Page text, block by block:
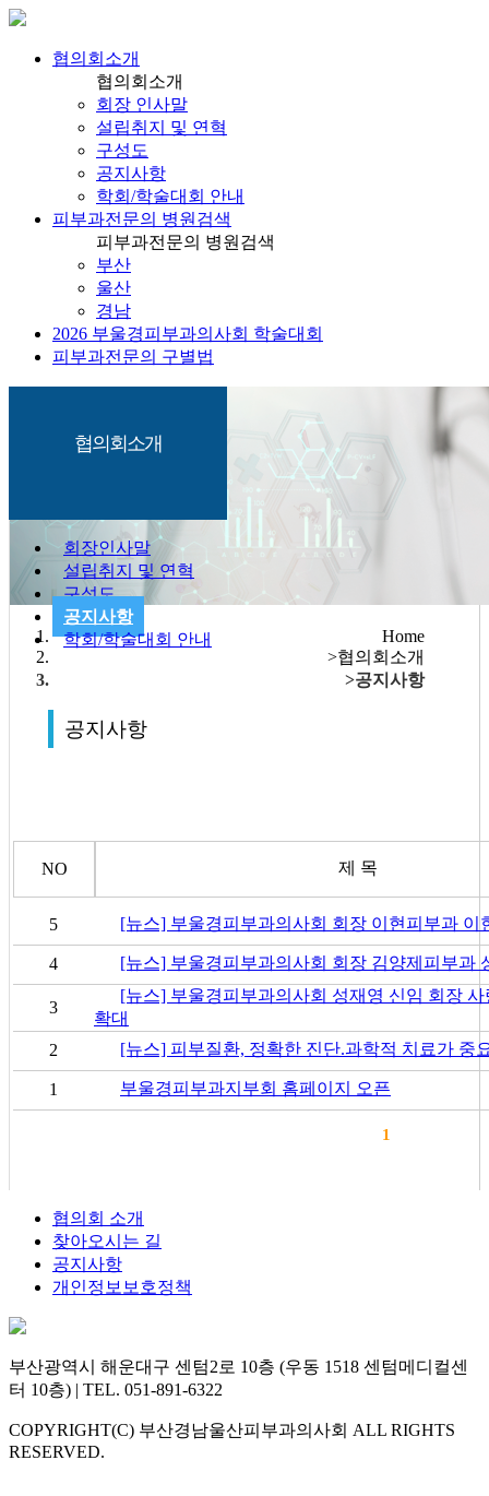
협의회소개
협의회소개
회장 인사말
설립취지 및 연혁
구성도
공지사항
학회/학술대회 안내
피부과전문의 병원검색
피부과전문의 병원검색
부산
울산
경남
2026 부울경피부과의사회 학술대회
피부과전문의 구별법
협의회소개
회장인사말
설립취지 및 연혁
구성도
공지사항
학회/학술대회 안내
Home
협의회소개
공지사항
공지사항
NO 제 목
5 [뉴스] 부울경피부과의사회 회장 이현피부과 이
4 [뉴스] 부울경피부과의사회 회장 김양제피부과
3
[뉴스] 부울경피부과의사회 성재영 신임 회장
확대
2
[뉴스] 피부질환, 정확한 진단.과학적 치료가 중
1 부울경피부과지부회 홈페이지 오픈
1
협의회 소개
찾아오시는 길
공지사항
개인정보보호정책
부산광역시 해운대구 센텀2로 10층 (우동 1518 센텀메디컬센
터 10층) | TEL. 051-891-6322
COPYRIGHT(C) 부산경남울산피부과의사회 ALL RIGHTS
RESERVED.